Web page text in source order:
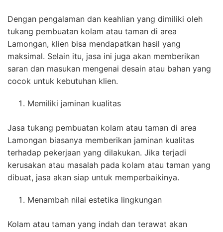
Dengan pengalaman dan keahlian yang dimiliki oleh
tukang pembuatan kolam atau taman di area
Lamongan, klien bisa mendapatkan hasil yang
maksimal. Selain itu, jasa ini juga akan memberikan
saran dan masukan mengenai desain atau bahan yang
cocok untuk kebutuhan klien.
Memiliki jaminan kualitas
Jasa tukang pembuatan kolam atau taman di area
Lamongan biasanya memberikan jaminan kualitas
terhadap pekerjaan yang dilakukan. Jika terjadi
kerusakan atau masalah pada kolam atau taman yang
dibuat, jasa akan siap untuk memperbaikinya.
Menambah nilai estetika lingkungan
Kolam atau taman yang indah dan terawat akan